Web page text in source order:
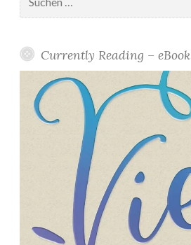
nach:
Currently Reading – eBook